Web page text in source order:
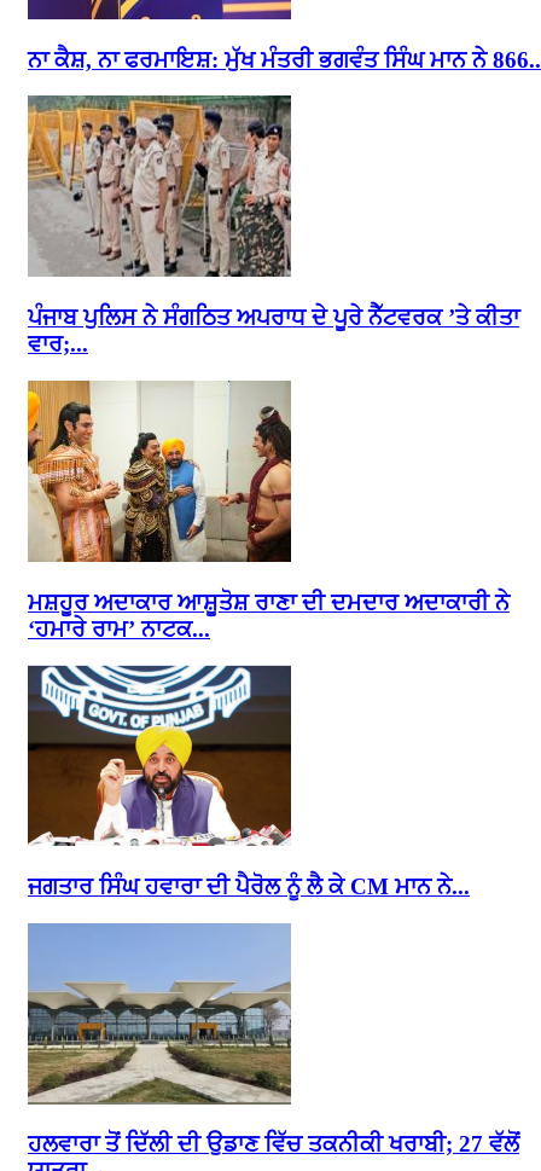
ਨਾ ਕੈਸ਼, ਨਾ ਫਰਮਾਇਸ਼: ਮੁੱਖ ਮੰਤਰੀ ਭਗਵੰਤ ਸਿੰਘ ਮਾਨ ਨੇ
ਪੰਜਾਬ ਪੁਲਿਸ ਨੇ ਸੰਗਠਿਤ ਅਪਰਾਧ ਦੇ ਪੂਰੇ ਨੈੱਟਵਰਕ ’ਤੇ ਕੀਤਾ
ਵਾਰ;...
ਮਸ਼ਹੂਰ ਅਦਾਕਾਰ ਆਸ਼ੂਤੋਸ਼ ਰਾਣਾ ਦੀ ਦਮਦਾਰ ਅਦਾਕਾਰੀ ਨੇ
‘ਹਮਾਰੇ ਰਾਮ’ ਨਾਟਕ...
ਜਗਤਾਰ ਸਿੰਘ ਹਵਾਰਾ ਦੀ ਪੈਰੋਲ ਨੂੰ ਲੈ ਕੇ CM ਮਾਨ ਨੇ...
ਹਲਵਾਰਾ ਤੋਂ ਦਿੱਲੀ ਦੀ ਉਡਾਣ ਵਿੱਚ ਤਕਨੀਕੀ ਖਰਾਬੀ; 27 ਵੱਲੋਂ